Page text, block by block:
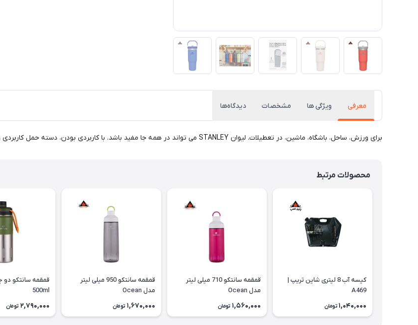
معرفی ویژگی ها مشخصات دیدگاه‌ها
برای ورزش، ساحل، باشگاه، ماشین، در تعطیلات. لیوان STANLEY می تواند در همه جا مفید باشد. با کاربردی بودن، دسته حمل کاربردی و حجم کافی برای آبرسانی با کیفیت و سالم.
محصولات مرتبط
کیسه آب 8 لیتری شاین تریپ |
A469
1,040,000 تومان
قمقمه سانتکو 710 میلی لیتر
مدل Ocean
1,560,000 تومان
قمقمه سانتکو 950 میلی لیتر
مدل Ocean
1,670,000 تومان
500ml
2,790,000 تومان